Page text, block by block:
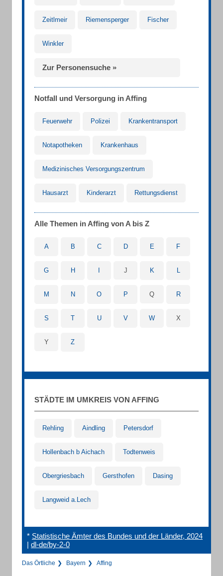
Zeitlmeir Riemensperger Fischer
Winkler
Zur Personensuche »
Notfall und Versorgung in Affing
Feuerwehr Polizei Krankentransport
Notapotheken Krankenhaus
Medizinisches Versorgungszentrum
Hausarzt Kinderarzt Rettungsdienst
Alle Themen in Affing von A bis Z
A B C D E F
G H J K L
M N O P Q R
S T U V W X
Y Z
STÄDTE IM UMKREIS VON AFFING
Rehling Aindling Petersdorf
Hollenbach b Aichach Todtenweis
Obergriesbach Gersthofen Dasing
Langweid a.Lech
* Statistische Ämter des Bundes und der Länder, 2024
| dl-de/by-2-0
Das Örtliche Bayern Affing